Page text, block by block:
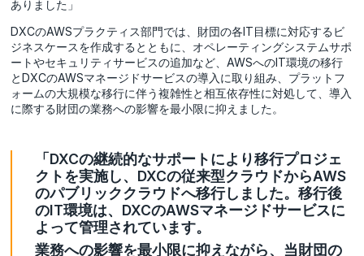
ありました」
DXCのAWSプラクティス部門では、財団の各IT目標に対応するビ
ジネスケースを作成するとともに、オペレーティングシステムサポ
ートやセキュリティサービスの追加など、AWSへのIT環境の移行
とDXCのAWSマネージドサービスの導入に取り組み、プラットフ
ォームの大規模な移行に伴う複雑性と相互依存性に対処して、導入
に際する財団の業務への影響を最小限に抑えました。
「DXCの継続的なサポートにより移行プロジェ
クトを実施し、DXCの従来型クラウドからAWS
のパブリッククラウドへ移行しました。移行後
のIT環境は、DXCのAWSマネージドサービスに
よって管理されています。
業務への影響を最小限に抑えながら、当財団の